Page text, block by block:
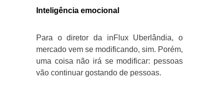
Inteligência emocional
Para o diretor da inFlux Uberlândia, o
mercado vem se modificando, sim. Porém,
uma coisa não irá se modificar: pessoas
vão continuar gostando de pessoas.